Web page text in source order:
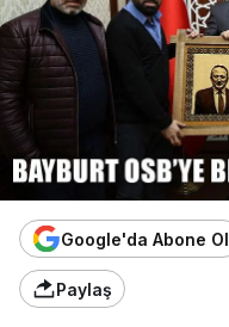
Google'da Abone Ol
Paylaş